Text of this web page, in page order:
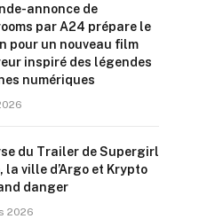
annonce de
par A24 prépare le
pour un nouveau film
inspiré des légendes
numériques
du Trailer de Supergirl
la ville d’Argo et Krypto
danger
2026